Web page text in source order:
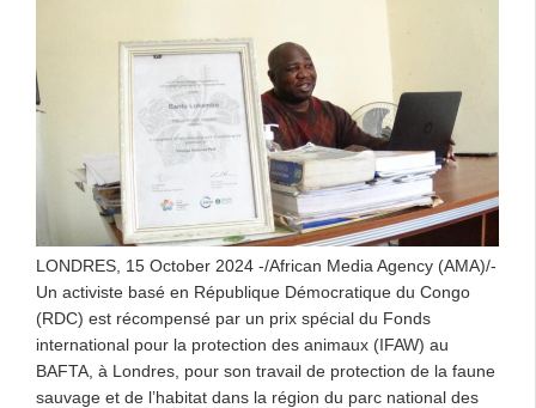
LONDRES, 15 October 2024 -/African Media Agency (AMA)/-
Un activiste basé en République Démocratique du Congo
(RDC) est récompensé par un prix spécial du Fonds
international pour la protection des animaux (IFAW) au
BAFTA, à Londres, pour son travail de protection de la faune
sauvage et de l’habitat dans la région du parc national des